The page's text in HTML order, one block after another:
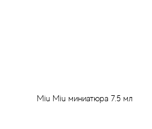
Miu Miu миниатюра 7.5 мл